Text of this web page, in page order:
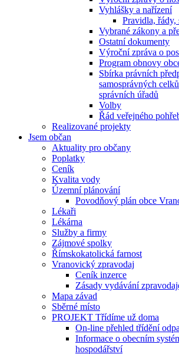
Vyhlášky a nařízení
Pravidla, řády,
Vybrané zákony a
Ostatní dokumenty
Výroční zpráva o
Program obnovy
Sbírka právních
samosprávných
správních úřadů
Volby
Řád veřejného
Realizované projekty
Jsem občan
Aktuality pro občany
Poplatky
Ceník
Kvalita vody
Územní plánování
Povodňový plán obce
Lékaři
Lékárna
Služby a firmy
Zájmové spolky
Římskokatolická farnost
Vranovický zpravodaj
Ceník inzerce
Zásady vydávání
Mapa závad
Sběrné místo
PROJEKT Třídíme už doma
On-line přehled třídění
Informace o obecním
hospodářství